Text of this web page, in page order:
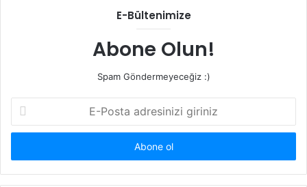
E-Bültenimize
Abone Olun!
Spam Göndermeyeceğiz :)
Posta
adresinizi